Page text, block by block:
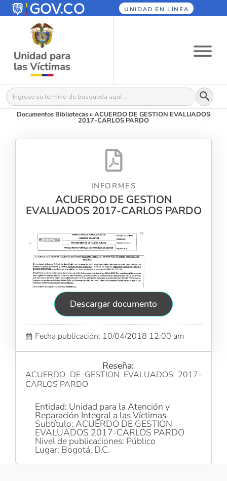
UNIDAD EN LÍNEA
Buscar: Botón
Documentos Bibliotecas»ACUERDO DE GESTION EVALUADOS
2017-CARLOS PARDO
INFORMES
ACUERDO DE GESTION
EVALUADOS 2017-CARLOS PARDO
Descargar documento
Fecha publicación: 10/04/2018 12:00 am
Reseña:
ACUERDO DE GESTION EVALUADOS 2017-
CARLOS PARDO
Entidad: Unidad para la Atención y
Reparación Integral a las Víctimas
Subtítulo: ACUERDO DE GESTION
EVALUADOS 2017-CARLOS PARDO
Nivel de publicaciones: Público
Lugar: Bogotá, D.C.